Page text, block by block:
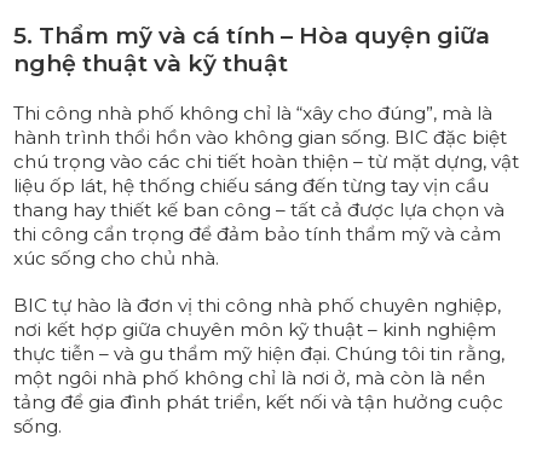
5. Thẩm mỹ và cá tính – Hòa quyện giữa
nghệ thuật và kỹ thuật
Thi công nhà phố không chỉ là “xây cho đúng”, mà là
hành trình thổi hồn vào không gian sống. BIC đặc biệt
chú trọng vào các chi tiết hoàn thiện – từ mặt dựng, vật
liệu ốp lát, hệ thống chiếu sáng đến từng tay vịn cầu
thang hay thiết kế ban công – tất cả được lựa chọn và
thi công cẩn trọng để đảm bảo tính thẩm mỹ và cảm
xúc sống cho chủ nhà.
BIC tự hào là đơn vị thi công nhà phố chuyên nghiệp,
nơi kết hợp giữa chuyên môn kỹ thuật – kinh nghiệm
thực tiễn – và gu thẩm mỹ hiện đại. Chúng tôi tin rằng,
một ngôi nhà phố không chỉ là nơi ở, mà còn là nền
tảng để gia đình phát triển, kết nối và tận hưởng cuộc
sống.